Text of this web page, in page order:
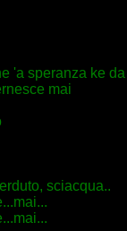
'a speranza ke da
mai
sciacqua..